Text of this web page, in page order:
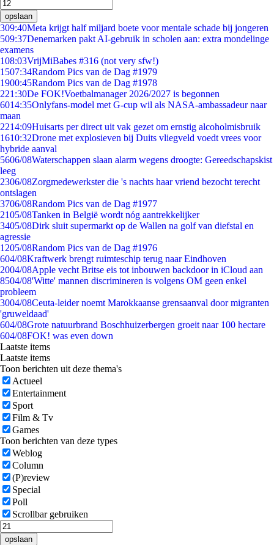
opslaan
309:40Meta krijgt half miljard boete voor mentale schade bij jongeren
509:37Denemarken pakt AI-gebruik in scholen aan: extra mondelinge
examens
108:03VrijMiBabes #316 (not very sfw!)
1507:34Random Pics van de Dag #1979
1900:45Random Pics van de Dag #1978
221:30De FOK!Voetbalmanager 2026/2027 is begonnen
6014:35Onlyfans-model met G-cup wil als NASA-ambassadeur naar
maan
2214:09Huisarts per direct uit vak gezet om ernstig alcoholmisbruik
1610:32Drone met explosieven bij Duits vliegveld voedt vrees voor
hybride aanval
5606/08Waterschappen slaan alarm wegens droogte: Gereedschapskist
leeg
2306/08Zorgmedewerkster die 's nachts haar vriend bezocht terecht
ontslagen
3706/08Random Pics van de Dag #1977
2105/08Tanken in België wordt nóg aantrekkelijker
3405/08Dirk sluit supermarkt op de Wallen na golf van diefstal en
agressie
1205/08Random Pics van de Dag #1976
604/08Kraftwerk brengt ruimteschip terug naar Eindhoven
2004/08Apple vecht Britse eis tot inbouwen backdoor in iCloud aan
8504/08'Witte' mannen discrimineren is volgens OM geen enkel
probleem
3004/08Ceuta-leider noemt Marokkaanse grensaanval door migranten
'gruweldaad'
604/08Grote natuurbrand Boschhuizerbergen groeit naar 100 hectare
604/08FOK! was even down
Laatste items
Laatste items
Toon berichten uit deze thema's
Actueel
Entertainment
Sport
Film & Tv
Games
Toon berichten van deze types
Weblog
Column
(P)review
Special
Poll
Scrollbar gebruiken
opslaan